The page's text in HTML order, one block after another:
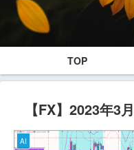
TOP
【FX】2023年3
AI